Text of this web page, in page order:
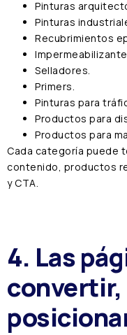
Pinturas
Pinturas
Recubrimientos
Selladores.
Primers.
Pinturas para
Productos para
Productos para
Cada categoría puede
contenido, productos
y CTA.
4. Las
convertir,